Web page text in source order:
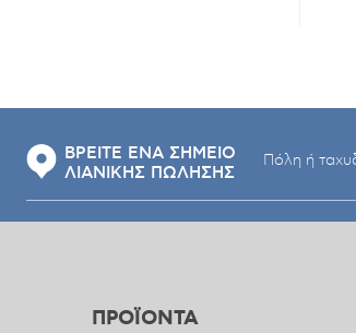
ΒΡΕΙΤΕ ΕΝΑ ΣΗΜΕΙΟ
ΛΙΑΝΙΚΗΣ ΠΩΛΗΣΗΣ
ΠΡΟΪΟΝΤΑ